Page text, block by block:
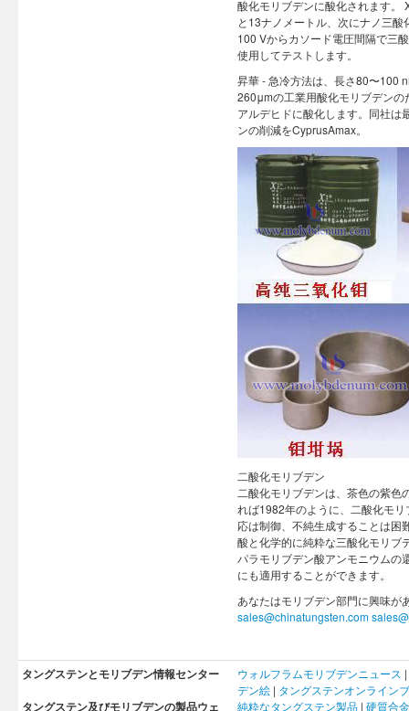
酸化モリブデンに酸化されます。
と13ナノメートル、次にナノ三
100 Vからカソード電圧間隔で三
使用してテストします。
昇華 - 急冷方法は、長さ80〜100
260μmの工業用酸化モリブデン
アルデヒドに酸化します。同社は
ンの削減をCyprusAmax。
二酸化モリブデン
二酸化モリブデンは、茶色の紫
れば1982年のように、二酸化モ
応は制御、不純生成することは困
酸と化学的に純粋な三酸化モリブ
パラモリブデン酸アンモニウムの
にも適用することができます。
あなたはモリブデン部門に興味が
sales@chinatungsten.com
タングステンとモリブデン情報センター ウォルフラムモリブデンニュース |
デン絵 | タングステンオンライン
タングステン及びモリブデンの製品ウェ 純粋なタングステン製品 | 硬質合金